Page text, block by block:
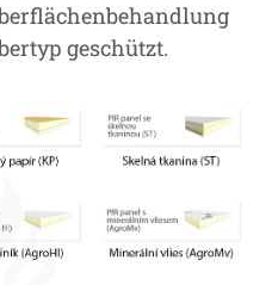
geschützt.